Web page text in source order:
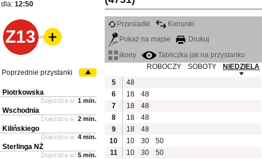
dla: 12:50
Z13
Przesiadki
Kierunki
Pokaż na mapie
Drukuj
ikony
Tabliczka jak na przystanku
ROBOCZY
SOBOTY
NIEDZIELA
5
48
6
18
48
7
18
48
8
18
48
9
18
48
10
10 30
50
11
10 30
50
Poprzednie przystanki
Piotrkowska
Dojeżdża w: 1 min.
Wschodnia
Dojeżdża w: 2 min.
Kilińskiego
Dojeżdża w: 4 min.
Sterlinga NŻ
Dojeżdża w: 5 min.